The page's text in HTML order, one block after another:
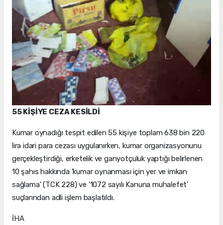
55 KİŞİYE CEZA KESİLDİ
Kumar oynadığı tespit edilen 55 kişiye toplam 638 bin 220
lira idari para cezası uygulanırken, kumar organizasyonunu
gerçekleştirdiği, erketelik ve ganyotçuluk yaptığı belirlenen
10 şahıs hakkında 'kumar oynanması için yer ve imkan
sağlama' (TCK 228) ve '1072 sayılı Kanuna muhalefet'
suçlarından adli işlem başlatıldı.
İHA